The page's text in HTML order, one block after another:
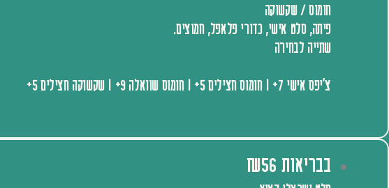
חומוס / שקשוקה
פיתה, סלט אישי, כדורי פלאפל, חמוצים.
שתייה לבחירה
צ'יפס אישי 7+ | חומוס חצילים 5+ | חומוס שוואלה 9+ | שקשוקה חצילים 5+
בבריאות ₪56